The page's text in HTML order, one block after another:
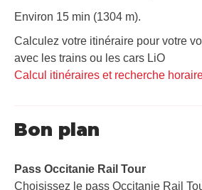
Environ 15 min (1304 m).
Calculez votre itinéraire pour votre
avec les trains ou les cars LiO
Calcul itinéraires et recherche
Bon plan
Pass Occitanie Rail Tour​
Choisissez le pass Occitanie Rail